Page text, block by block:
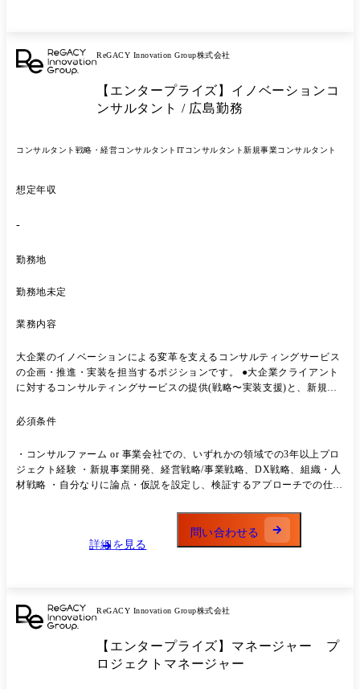
ReGACY Innovation Group株式会社
【エンタープライズ】イノベーションコ
ンサルタント / 広島勤務
コンサルタント 戦略・経営コンサルタント ITコンサルタント新規事業コンサルタント
想定年収
-
勤務地
勤務地未定
業務内容
大企業のイノベーションによる変革を支えるコンサルティングサービス
の企画・推進・実装を担当するポジションです。 ●大企業クライアント
に対するコンサルティングサービスの提供(戦略〜実装支援)と、新規事
ントアカウント管理、ステークホルダー折衝 ●オープンイノベーション
必須条件
・コンサルファーム or 事業会社での、いずれかの領域での3年以上プロ
ジェクト経験 ・新規事業開発、経営戦略/事業戦略、DX戦略、組織・人
材戦略 ・自分なりに論点・仮説を設定し、検証するアプローチでの仕事
こと ・エネルギー業界またはその周辺領域における業務経験、またはエ
詳細を見る
問い合わせる
ReGACY Innovation Group株式会社
【エンタープライズ】マネージャー プ
ロジェクトマネージャー